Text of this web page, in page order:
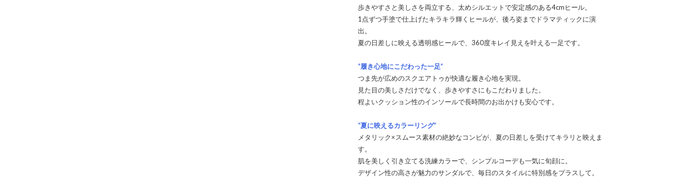
歩きやすさと美しさを両立する、太めシルエットで安定感のある4cmヒール。
1点ずつ手塗で仕上げたキラキラ輝くヒールが、後ろ姿までドラマティックに演
出。
夏の日差しに映える透明感ヒールで、360度キレイ見えを叶える一足です。
“履き心地にこだわった一足”
つま先が広めのスクエアトゥが快適な履き心地を実現。
見た目の美しさだけでなく、歩きやすさにもこだわりました。
程よいクッション性のインソールで長時間のお出かけも安心です。
“夏に映えるカラーリング”
メタリック×スムース素材の絶妙なコンビが、夏の日差しを受けてキラリと映えま
す。
肌を美しく引き立てる洗練カラーで、シンプルコーデも一気に旬顔に。
デザイン性の高さが魅力のサンダルで、毎日のスタイルに特別感をプラスして。